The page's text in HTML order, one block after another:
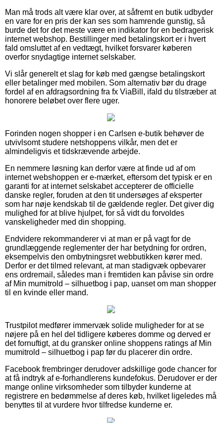
Man må trods alt være klar over, at såfremt en butik udbyder
en vare for en pris der kan ses som hamrende gunstig, så
burde det for det meste være en indikator for en bedragerisk
internet webshop. Bestillinger med betalingskort er i hvert
fald omsluttet af en vedtægt, hvilket forsvarer køberen
overfor snydagtige internet selskaber.
Vi slår generelt et slag for køb med gængse betalingskort
eller betalinger med mobilen. Som alternativ bør du drage
fordel af en afdragsordning fra fx ViaBill, ifald du tilstræber at
honorere beløbet over flere uger.
Forinden nogen shopper i en Carlsen e-butik behøver de
utvivlsomt studere netshoppens vilkår, men det er
almindeligvis et tidskrævende arbejde.
En nemmere løsning kan derfor være at finde ud af om
internet webshoppen er e-mærket, eftersom det typisk er en
garanti for at internet selskabet accepterer de officielle
danske regler, foruden at den tit undersøges af eksperter
som har nøje kendskab til de gældende regler. Det giver dig
mulighed for at blive hjulpet, for så vidt du forvoldes
vanskeligheder med din shopping.
Endvidere rekommanderer vi at man er på vagt for de
grundlæggende reglementer der har betydning for ordren,
eksempelvis den ombytningsret webbutikken kører med.
Derfor er det tilmed relevant, at man stadigvæk opbevarer
ens ordremail, således man i fremtiden kan påvise sin ordre
af Min mumitrold – silhuetbog i pap, uanset om man shopper
til en kvinde eller mand.
Trustpilot medfører immervæk solide muligheder for at se
nøjere på en hel del tidligere køberes domme og derved er
det fornuftigt, at du gransker online shoppens ratings af Min
mumitrold – silhuetbog i pap før du placerer din ordre.
Facebook frembringer derudover adskillige gode chancer for
at få indtryk af e-forhandlerens kundefokus. Derudover er der
mange online virksomheder som tilbyder kunderne at
registrere en bedømmelse af deres køb, hvilket ligeledes må
benyttes til at vurdere hvor tilfredse kunderne er.